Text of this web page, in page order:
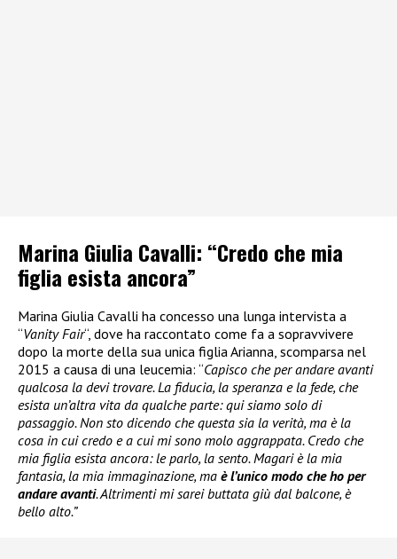
Marina Giulia Cavalli: “Credo che mia
figlia esista ancora”
Marina Giulia Cavalli ha concesso una lunga intervista a
“Vanity Fair“, dove ha raccontato come fa a sopravvivere
dopo la morte della sua unica figlia Arianna, scomparsa nel
2015 a causa di una leucemia: “Capisco che per andare avanti
qualcosa la devi trovare. La fiducia, la speranza e la fede, che
esista un’altra vita da qualche parte: qui siamo solo di
passaggio. Non sto dicendo che questa sia la verità, ma è la
cosa in cui credo e a cui mi sono molo aggrappata. Credo che
mia figlia esista ancora: le parlo, la sento. Magari è la mia
fantasia, la mia immaginazione, ma è l’unico modo che ho per
andare avanti. Altrimenti mi sarei buttata giù dal balcone, è
bello alto.”